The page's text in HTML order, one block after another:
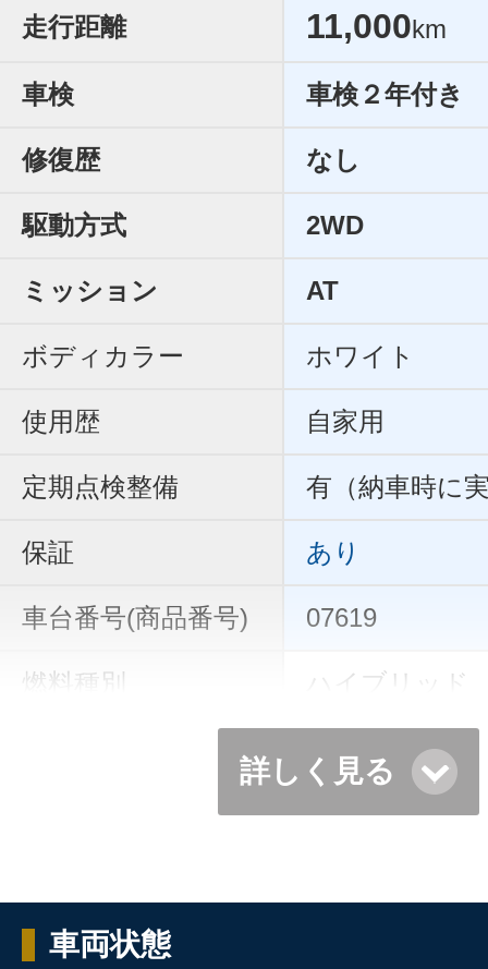
走行距離 11,000km
車検 車検２年付き
修復歴 なし
駆動方式 2WD
ミッション AT
ボディカラー ホワイト
使用歴 自家用
定期点検整備 有（納車時に
保証 あり
車台番号(商品番号) 07619
燃料種別 ハイブリッド
詳しく見る
車両状態